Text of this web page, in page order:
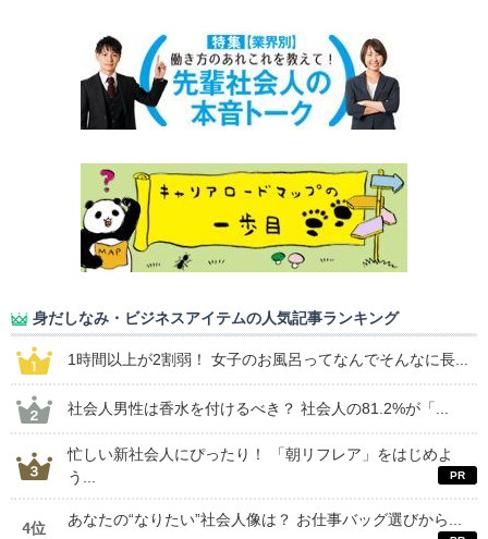
身だしなみ・ビジネスアイテムの人気記事ランキング
1時間以上が2割弱！ 女子のお風呂ってなんでそんなに長...
社会人男性は香水を付けるべき？ 社会人の81.2%が「...
忙しい新社会人にぴったり！ 「朝リフレア」をはじめよ
う...
4位 あなたの“なりたい”社会人像は？ お仕事バッグ選びから...